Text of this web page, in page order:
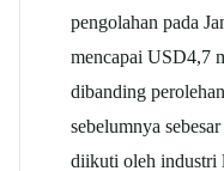
pengolahan pada
mencapai USD4,7
dibanding
sebelumnya
diikuti oleh industri